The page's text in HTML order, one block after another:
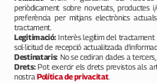
periòdicament sobre novetats,
preferència per mitjans electrònics
tractament.
Legitimació:Interès legítim del
sol·licitud de recepció actualitzada
Destinataris: No se cediran dades a
Drets:Pot exercir els drets previstos als
nostra Política de privacitat.